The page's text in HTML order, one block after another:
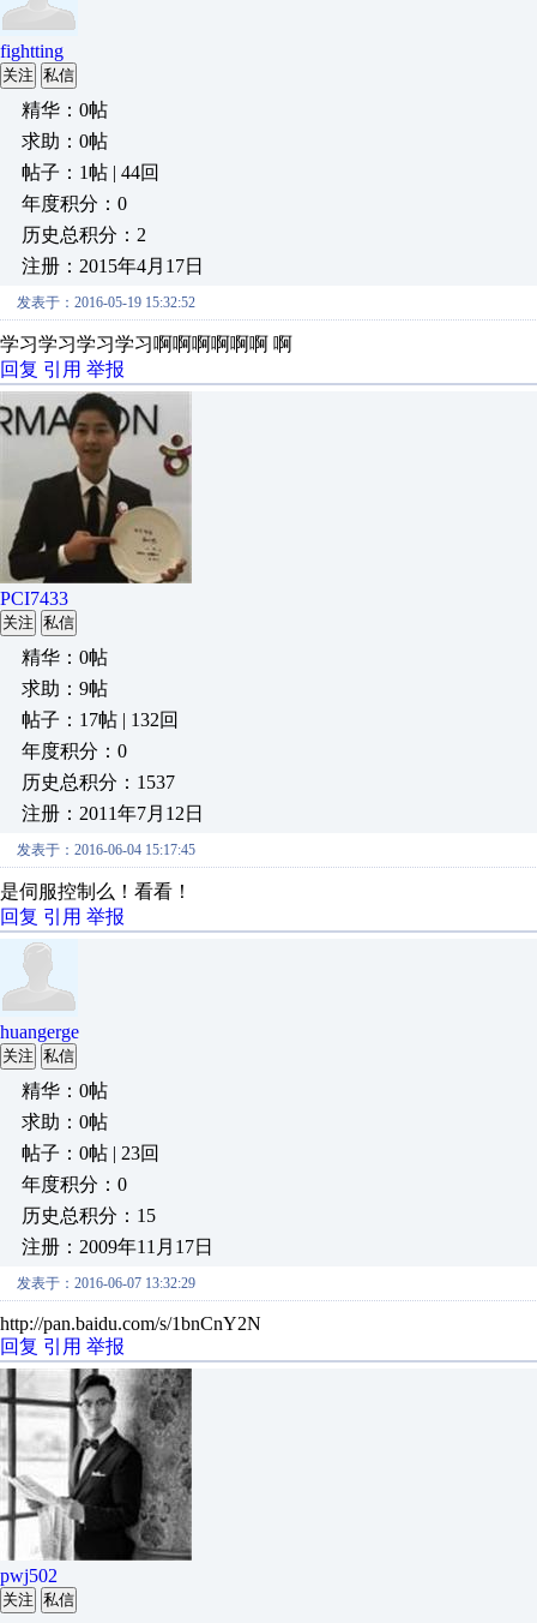
fightting
关注 私信
精华：0帖
求助：0帖
帖子：1帖 | 44回
年度积分：0
历史总积分：2
注册：2015年4月17日
发表于：2016-05-19 15:32:52
学习学习学习学习啊啊啊啊啊啊 啊
回复 引用 举报
PCI7433
关注 私信
精华：0帖
求助：9帖
帖子：17帖 | 132回
年度积分：0
历史总积分：1537
注册：2011年7月12日
发表于：2016-06-04 15:17:45
是伺服控制么！看看！
回复 引用 举报
huangerge
关注 私信
精华：0帖
求助：0帖
帖子：0帖 | 23回
年度积分：0
历史总积分：15
注册：2009年11月17日
发表于：2016-06-07 13:32:29
http://pan.baidu.com/s/1bnCnY2N
回复 引用 举报
pwj502
关注 私信